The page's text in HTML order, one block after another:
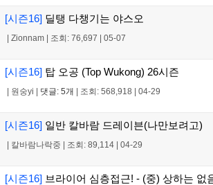
[시즌16] 딜탱 다챙기는 야스오
Zionnam 조회: 76,697 05-07
[시즌16] 탑 오공 (Top Wukong) 26시즌
원숭yi 댓글: 5개 조회: 568,918 04-29
[시즌16] 일반 칼바람 드레이븐(나만보려고)
칼바람나락중 조회: 89,114 04-29
[시즌16] 브라이어 심층접근! - (중) 상하는 없